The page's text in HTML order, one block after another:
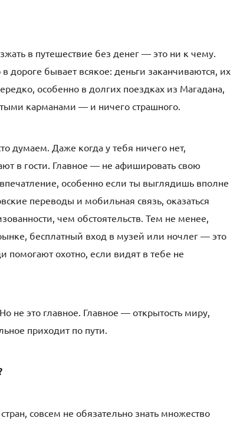
в путешествие без денег — это ни к чему.
дороге бывает всякое: деньги заканчиваются, их
особенно в долгих поездках из Магадана,
карманами — и ничего страшного.
думаем. Даже когда у тебя ничего нет,
в гости. Главное — не афишировать свою
особенно если ты выглядишь вполне
переводы и мобильная связь, оказаться
чем обстоятельств. Тем не менее,
бесплатный вход в музей или ночлег — это
охотно, если видят в тебе не
не это главное. Главное — открытость миру,
приходит по пути.
совсем не обязательно знать множество